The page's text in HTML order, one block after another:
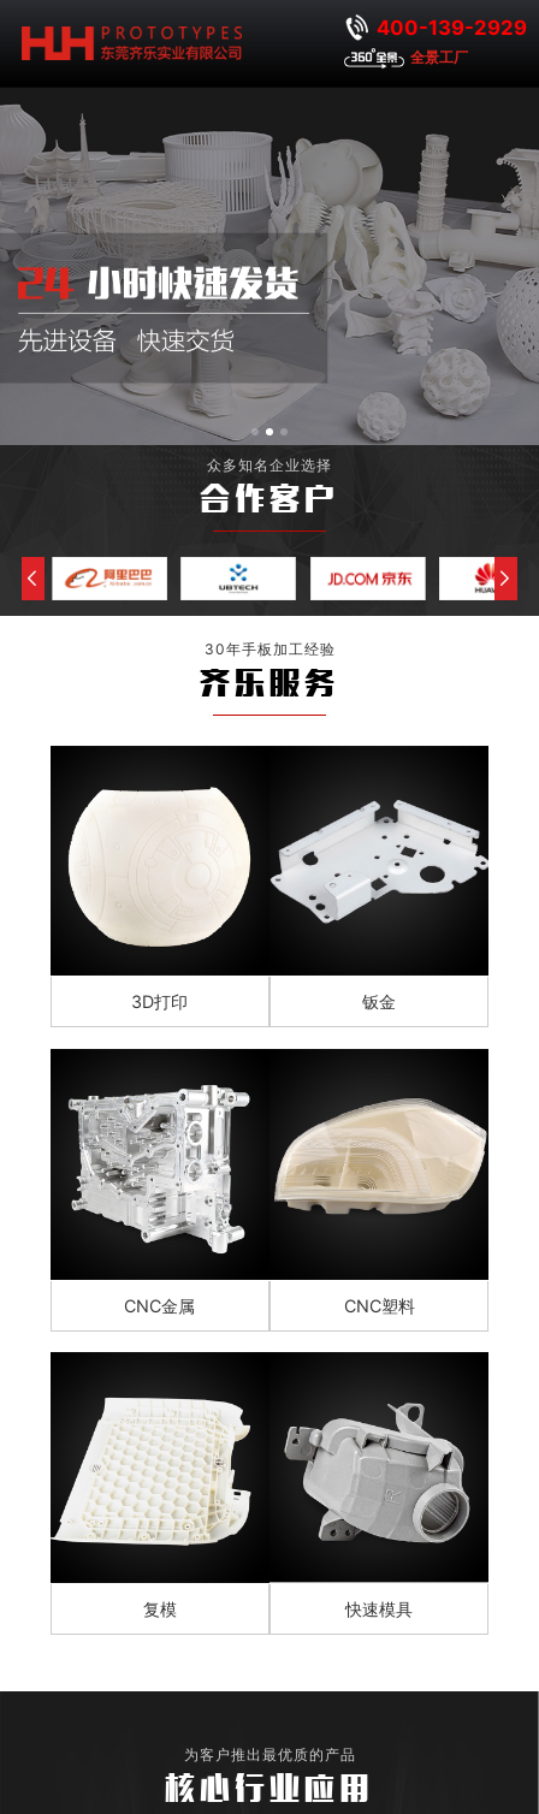
400-139-2929
全景工厂
众多知名企业选择
合作客户
30年手板加工经验
齐乐服务
3D打印 钣金
CNC金属 CNC塑料
复模 快速模具
为客户推出最优质的产品
核心行业应用